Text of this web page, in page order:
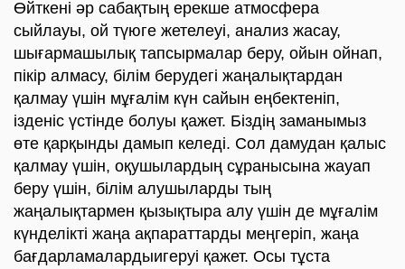
Өйткені әр сабақтың ерекше атмосфера
сыйлауы, ой түюге жетелеуі, анализ жасау,
шығармашылық тапсырмалар беру, ойын ойнап,
пікір алмасу, білім берудегі жаңалықтардан
қалмау үшін мұғалім күн сайын еңбектеніп,
ізденіс үстінде болуы қажет. Біздің заманымыз
өте қарқынды дамып келеді. Сол дамудан қалыс
қалмау үшін, оқушылардың сұранысына жауап
беру үшін, білім алушыларды тың
жаңалықтармен қызықтыра алу үшін де мұғалім
күнделікті жаңа ақпараттарды меңгеріп, жаңа
бағдарламалардыигеруі қажет. Осы тұста